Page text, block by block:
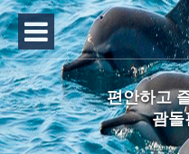
편안하고
괌돌